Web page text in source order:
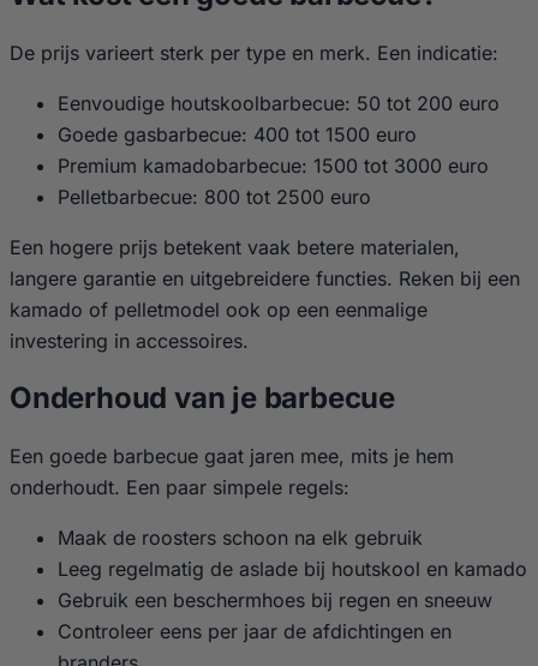
De prijs varieert sterk per type en merk. Een indicatie:
Eenvoudige houtskoolbarbecue: 50 tot 200 euro
Goede gasbarbecue: 400 tot 1500 euro
Premium kamadobarbecue: 1500 tot 3000 euro
Pelletbarbecue: 800 tot 2500 euro
Een hogere prijs betekent vaak betere materialen,
langere garantie en uitgebreidere functies. Reken bij een
kamado of pelletmodel ook op een eenmalige
investering in accessoires.
Onderhoud van je barbecue
Een goede barbecue gaat jaren mee, mits je hem
onderhoudt. Een paar simpele regels:
Maak de roosters schoon na elk gebruik
Leeg regelmatig de aslade bij houtskool en kamado
Gebruik een beschermhoes bij regen en sneeuw
Controleer eens per jaar de afdichtingen en